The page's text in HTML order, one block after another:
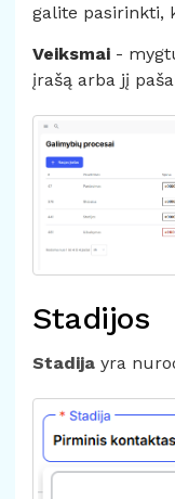
galite pasirinkti,
Veiksmai -
įrašą arba jį
Stadijos
Stadija yra